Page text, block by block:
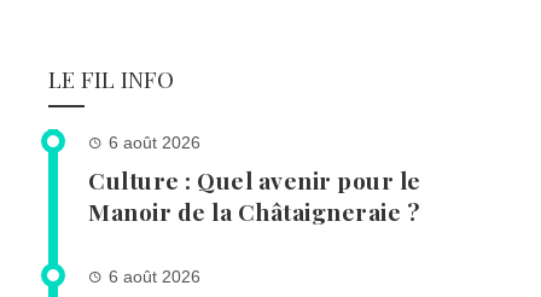
LE FIL INFO
6 août 2026
Culture : Quel avenir pour le
Manoir de la Châtaigneraie ?
6 août 2026